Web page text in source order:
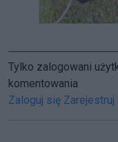
Tylko zalogowani
komentowania
Zaloguj się Zarejestruj